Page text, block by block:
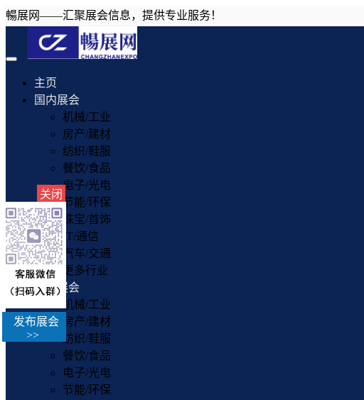
暢展网——汇聚展会信息，提供专业服务！
Toggle
navigation
主页
国内展会
机械/工业
房产/建材
纺织/鞋服
餐饮/食品
电子/光电
节能/环保
珠宝/首饰
IT/通信
汽车/交通
更多行业
国外展会
机械/工业
房产/建材
纺织/鞋服
餐饮/食品
电子/光电
节能/环保
关闭
发布展会
>>